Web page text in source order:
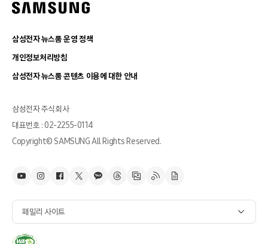
삼성전자 뉴스룸 운영 정책
개인정보처리방침
삼성전자 뉴스룸 콘텐츠 이용에 대한 안내
삼성전자 주식회사
대표번호 : 02-2255-0114
Copyright© SAMSUNG All Rights Reserved.
패밀리 사이트